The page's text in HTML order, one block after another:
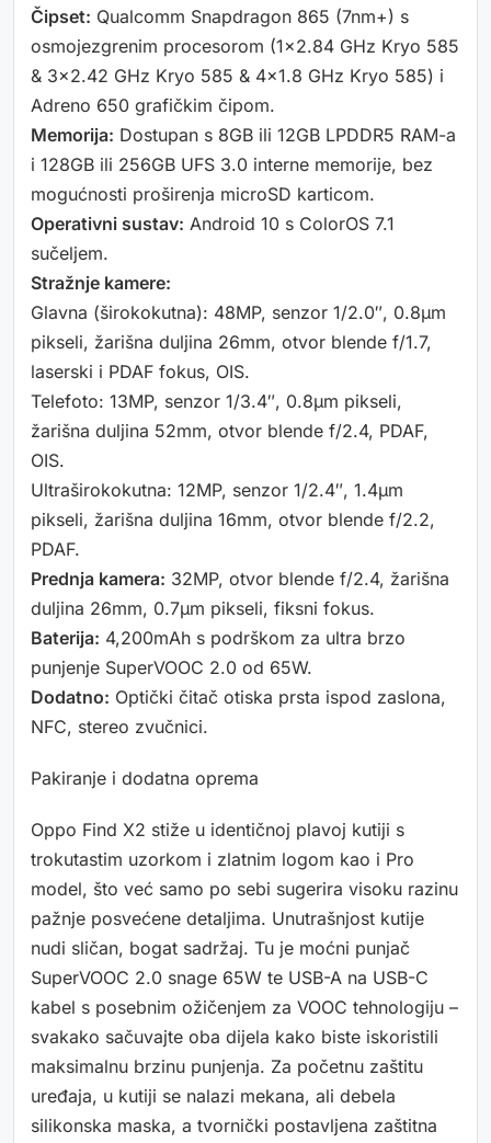
Čipset: Qualcomm Snapdragon 865 (7nm+) s
osmojezgrenim procesorom (1×2.84 GHz Kryo 585
& 3×2.42 GHz Kryo 585 & 4×1.8 GHz Kryo 585) i
Adreno 650 grafičkim čipom.
Memorija: Dostupan s 8GB ili 12GB LPDDR5 RAM-a
i 128GB ili 256GB UFS 3.0 interne memorije, bez
mogućnosti proširenja microSD karticom.
Operativni sustav: Android 10 s ColorOS 7.1
sučeljem.
Stražnje kamere:
Glavna (širokokutna): 48MP, senzor 1/2.0″, 0.8µm
pikseli, žarišna duljina 26mm, otvor blende f/1.7,
laserski i PDAF fokus, OIS.
Telefoto: 13MP, senzor 1/3.4″, 0.8µm pikseli,
žarišna duljina 52mm, otvor blende f/2.4, PDAF,
OIS.
Ultraširokokutna: 12MP, senzor 1/2.4″, 1.4µm
pikseli, žarišna duljina 16mm, otvor blende f/2.2,
PDAF.
Prednja kamera: 32MP, otvor blende f/2.4, žarišna
duljina 26mm, 0.7µm pikseli, fiksni fokus.
Baterija: 4,200mAh s podrškom za ultra brzo
punjenje SuperVOOC 2.0 od 65W.
Dodatno: Optički čitač otiska prsta ispod zaslona,
NFC, stereo zvučnici.
Pakiranje i dodatna oprema
Oppo Find X2 stiže u identičnoj plavoj kutiji s
trokutastim uzorkom i zlatnim logom kao i Pro
model, što već samo po sebi sugerira visoku razinu
pažnje posvećene detaljima. Unutrašnjost kutije
nudi sličan, bogat sadržaj. Tu je moćni punjač
SuperVOOC 2.0 snage 65W te USB-A na USB-C
kabel s posebnim ožičenjem za VOOC tehnologiju –
svakako sačuvajte oba dijela kako biste iskoristili
maksimalnu brzinu punjenja. Za početnu zaštitu
uređaja, u kutiji se nalazi mekana, ali debela
silikonska maska, a tvornički postavljena zaštitna